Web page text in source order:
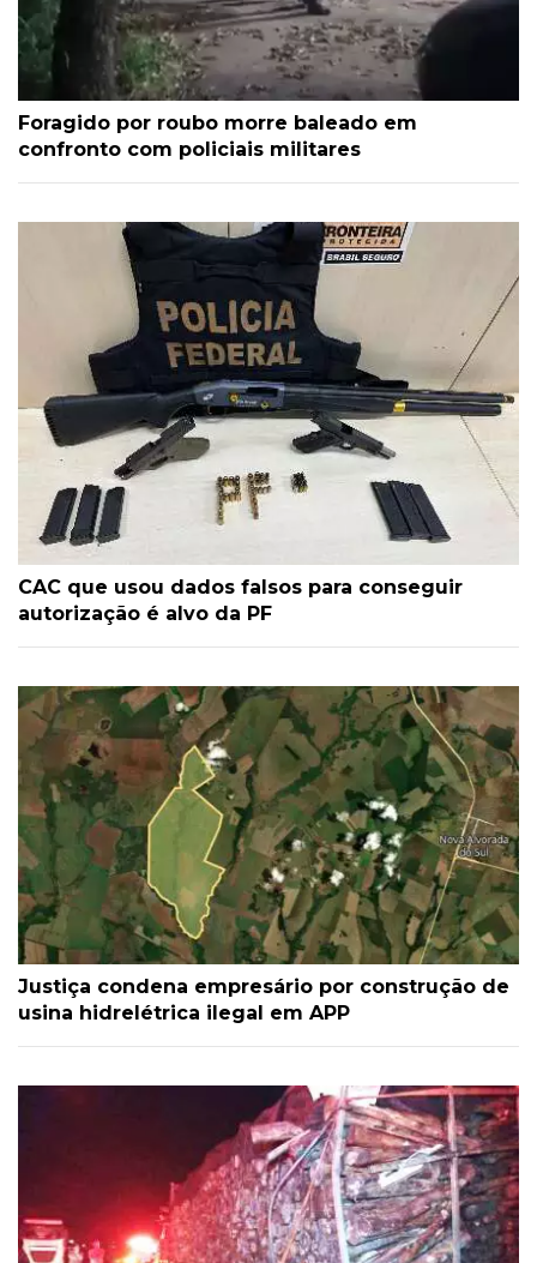
Foragido por roubo morre baleado em
confronto com policiais militares
CAC que usou dados falsos para conseguir
autorização é alvo da PF
Justiça condena empresário por construção de
usina hidrelétrica ilegal em APP